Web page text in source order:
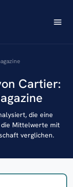
Cartier:
die eine
Mittelwerte mit
verglichen.